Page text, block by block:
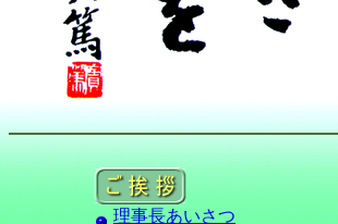
理事長あいさつ